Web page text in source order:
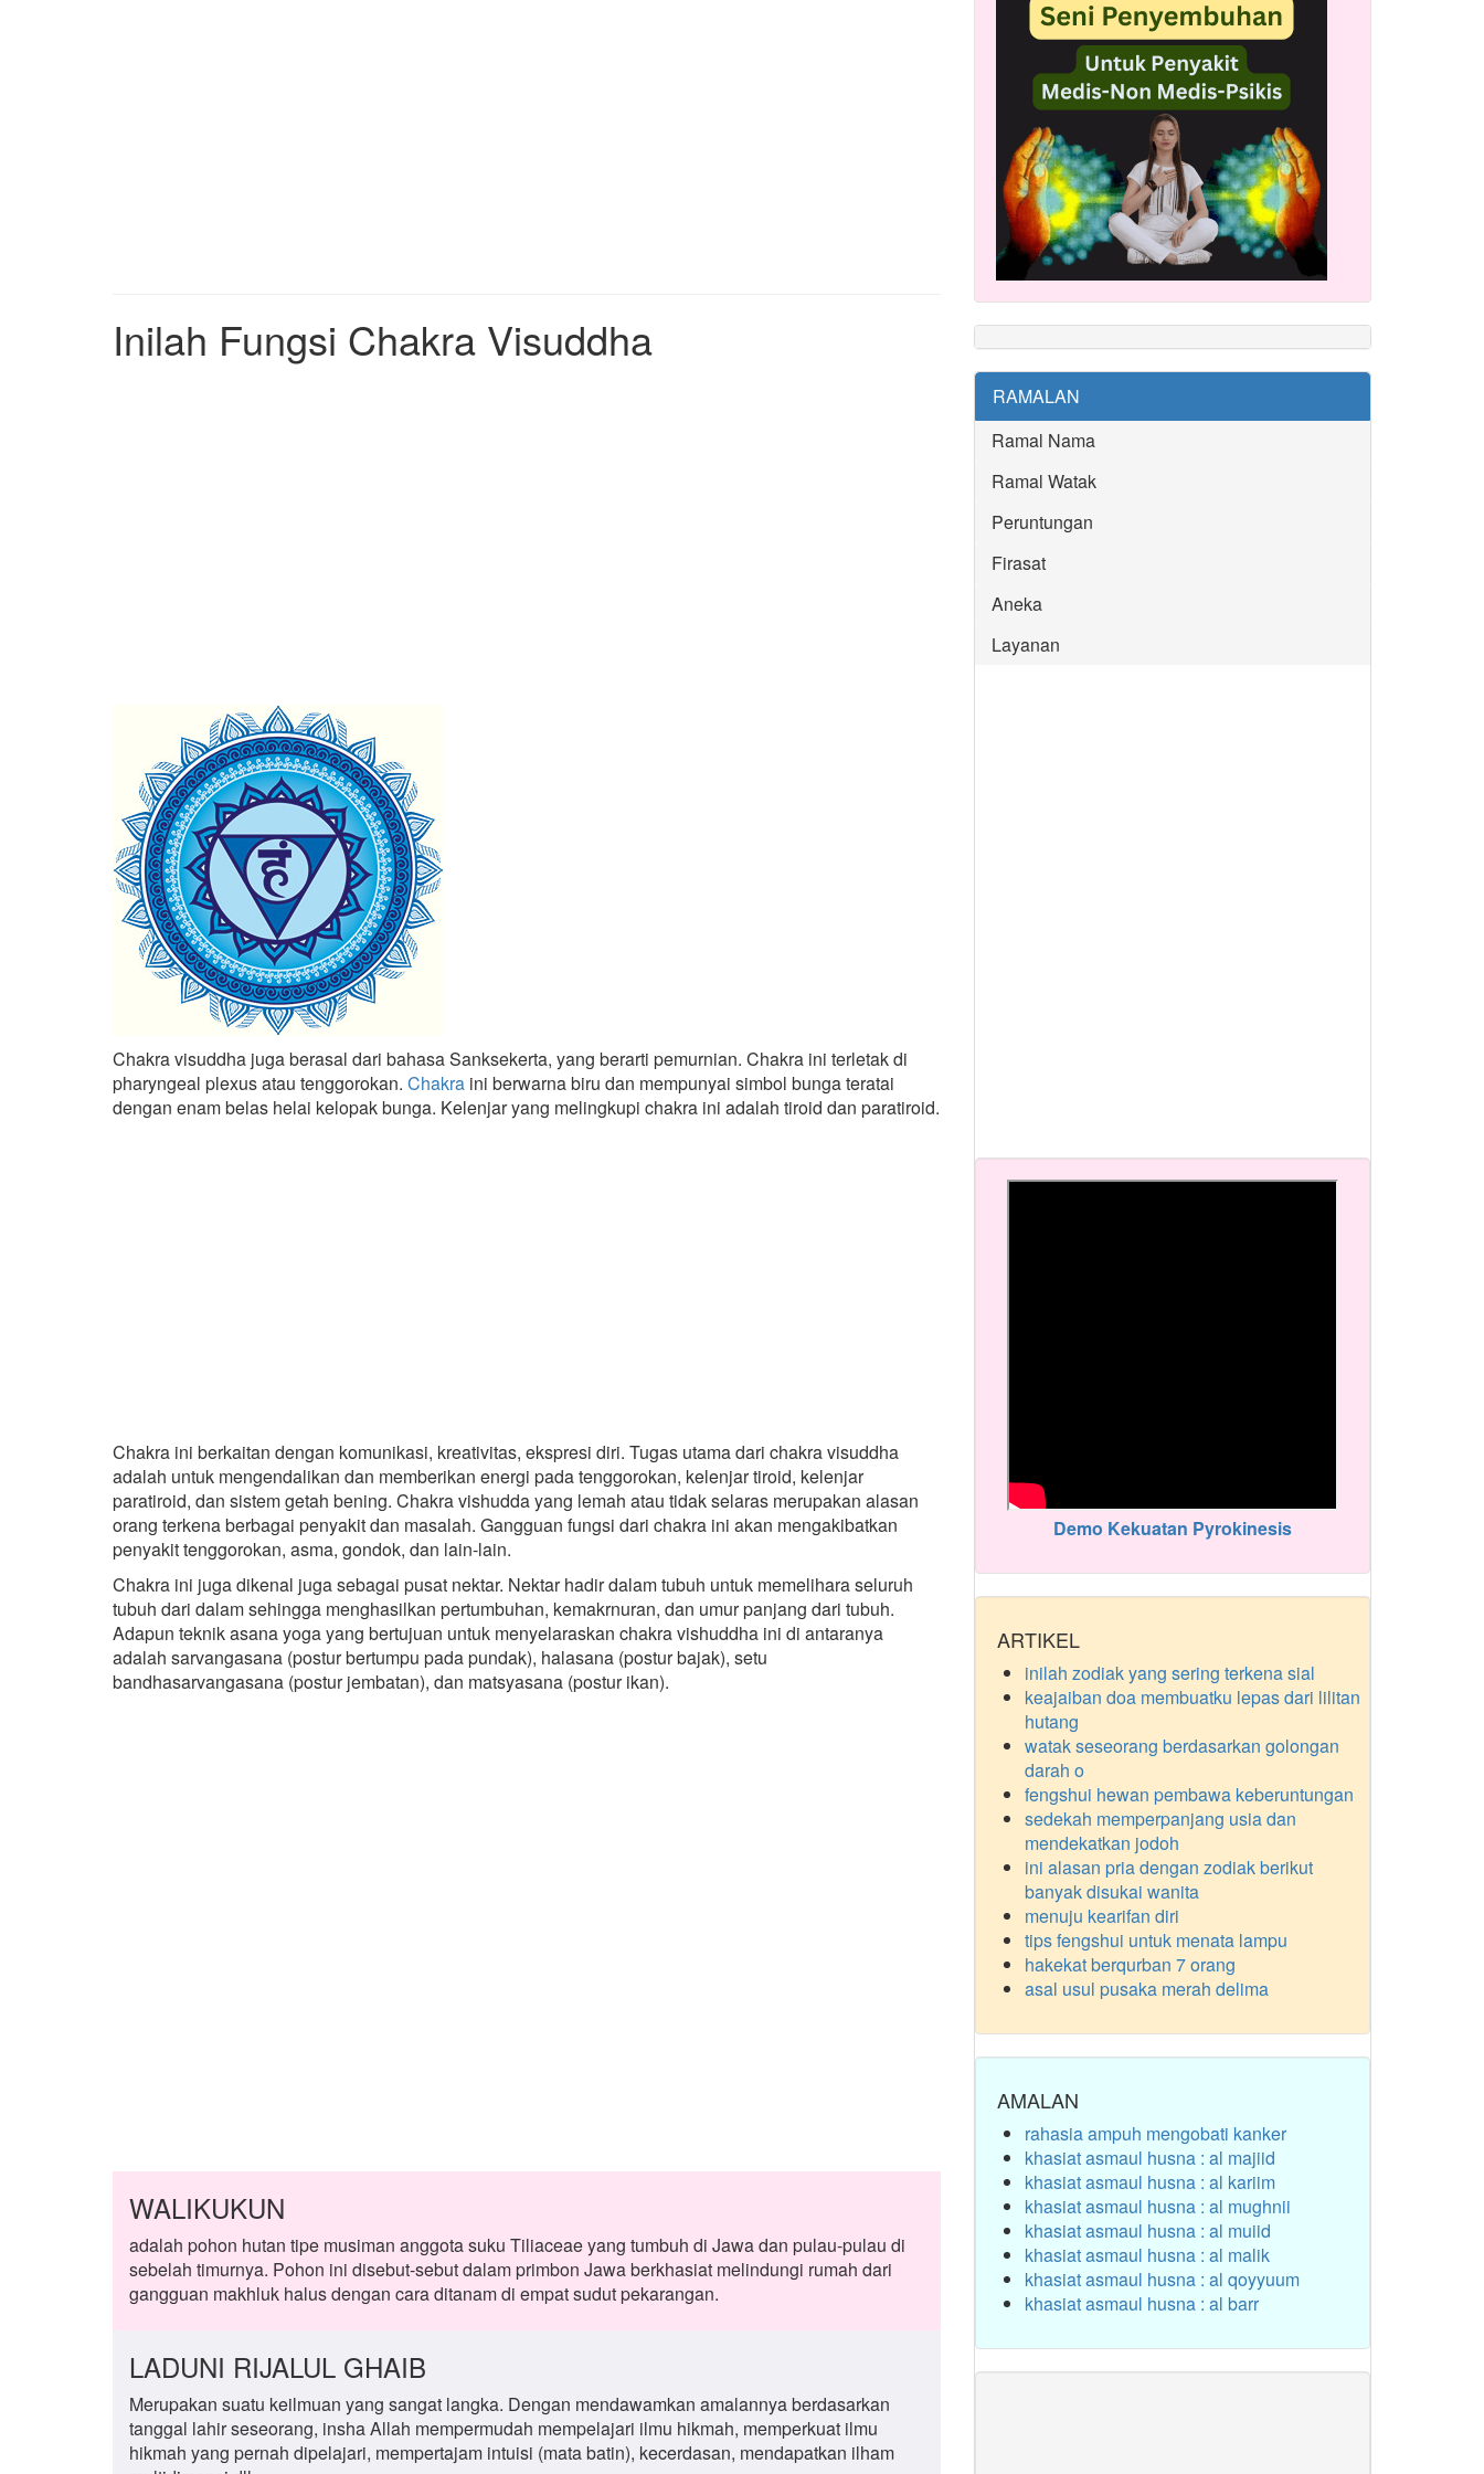
Inilah Fungsi Chakra Visuddha
Chakra visuddha juga berasal dari bahasa Sanksekerta, yang berarti pemurnian. Chakra ini terletak di
pharyngeal plexus atau tenggorokan. Chakra ini berwarna biru dan mempunyai simbol bunga teratai
dengan enam belas helai kelopak bunga. Kelenjar yang melingkupi chakra ini adalah tiroid dan paratiroid.
Chakra ini berkaitan dengan komunikasi, kreativitas, ekspresi diri. Tugas utama dari chakra visuddha
adalah untuk mengendalikan dan memberikan energi pada tenggorokan, kelenjar tiroid, kelenjar
paratiroid, dan sistem getah bening. Chakra vishudda yang lemah atau tidak selaras merupakan alasan
orang terkena berbagai penyakit dan masalah. Gangguan fungsi dari chakra ini akan mengakibatkan
penyakit tenggorokan, asma, gondok, dan lain-lain.
Chakra ini juga dikenal juga sebagai pusat nektar. Nektar hadir dalam tubuh untuk memelihara seluruh
tubuh dari dalam sehingga menghasilkan pertumbuhan, kemakrnuran, dan umur panjang dari tubuh.
Adapun teknik asana yoga yang bertujuan untuk menyelaraskan chakra vishuddha ini di antaranya
adalah sarvangasana (postur bertumpu pada pundak), halasana (postur bajak), setu
bandhasarvangasana (postur jembatan), dan matsyasana (postur ikan).
WALIKUKUN
adalah pohon hutan tipe musiman anggota suku Tiliaceae yang tumbuh di Jawa dan pulau-pulau di
sebelah timurnya. Pohon ini disebut-sebut dalam primbon Jawa berkhasiat melindungi rumah dari
gangguan makhluk halus dengan cara ditanam di empat sudut pekarangan.
LADUNI RIJALUL GHAIB
Merupakan suatu keilmuan yang sangat langka. Dengan mendawamkan amalannya berdasarkan
tanggal lahir seseorang, insha Allah mempermudah mempelajari ilmu hikmah, memperkuat ilmu
hikmah yang pernah dipelajari, mempertajam intuisi (mata batin), kecerdasan, mendapatkan ilham
RAMALAN
Ramal Nama
Ramal Watak
Peruntungan
Firasat
Aneka
Layanan
Demo Kekuatan Pyrokinesis
ARTIKEL
inilah zodiak yang sering terkena sial
keajaiban doa membuatku lepas dari lilitan
hutang
watak seseorang berdasarkan golongan
darah o
fengshui hewan pembawa keberuntungan
sedekah memperpanjang usia dan
mendekatkan jodoh
ini alasan pria dengan zodiak berikut
banyak disukai wanita
menuju kearifan diri
tips fengshui untuk menata lampu
hakekat berqurban 7 orang
asal usul pusaka merah delima
AMALAN
rahasia ampuh mengobati kanker
khasiat asmaul husna : al majiid
khasiat asmaul husna : al kariim
khasiat asmaul husna : al mughnii
khasiat asmaul husna : al muiid
khasiat asmaul husna : al malik
khasiat asmaul husna : al qoyyuum
khasiat asmaul husna : al barr